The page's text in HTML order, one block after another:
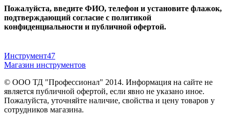
Пожалуйста, введите ФИО, телефон и установите флажок,
подтверждающий согласие с политикой
конфиденциальности и публичной офертой.
Инструмент47
Магазин инструментов
© ООО ТД "Профессионал" 2014. Информация на сайте не
является публичной офертой, если явно не указано иное.
Пожалуйста, уточняйте наличие, свойства и цену товаров у
сотрудников магазина.